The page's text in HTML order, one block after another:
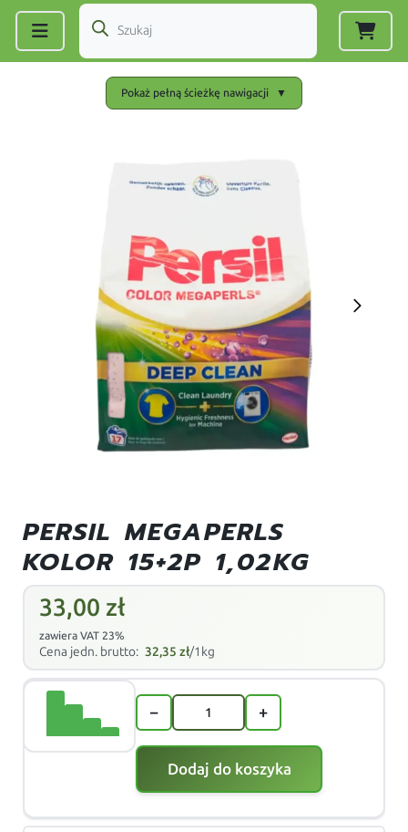
Pokaż pełną ścieżkę nawigacji ▼
PERSIL MEGAPERLS
KOLOR 15+2P 1,02KG
33,00 zł
zawiera VAT 23%
Cena jedn. brutto: 32,35zł/1kg
− +
Dodaj do koszyka